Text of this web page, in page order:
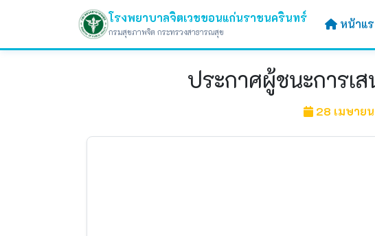
โรงพยาบาลจิตเวชขอนแก่นราชนครินทร์
กรมสุขภาพจิต กระทรวงสาธารณสุข
หน้าแ
ประกาศผู้ชนะการเ
28 เมษาย